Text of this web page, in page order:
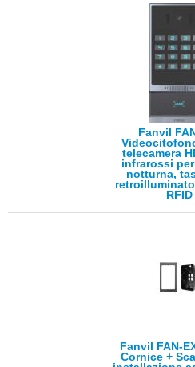
Fanvil
telecamera
infrarossi
notturna,
RFID
Fanvil FAN-
Cornice +